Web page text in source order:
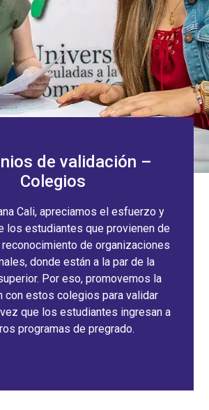
de validación –
Colegios
Cali, apreciamos el esfuerzo y
los estudiantes que provienen de
de organizaciones
donde están a la par de la
Por eso, promovemos la
con estos colegios para validar
que los estudiantes ingresan a
programas de pregrado.